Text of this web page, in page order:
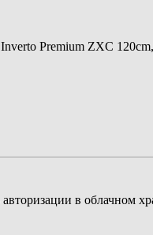
Premium ZXC
авторизации в облачном